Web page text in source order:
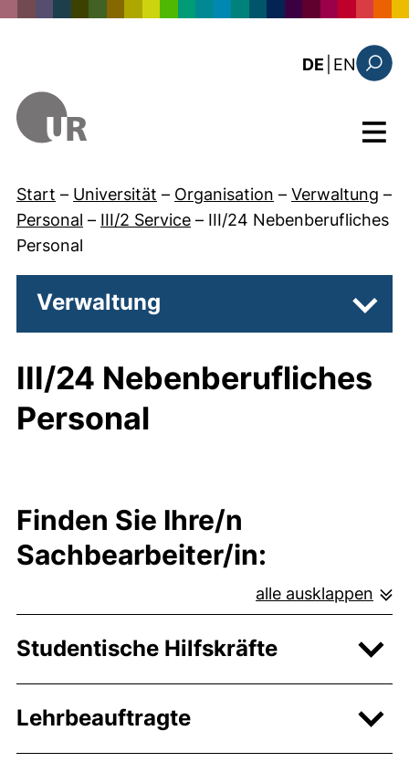
DE EN: the
Menü
Start – Universität – Organisation – Verwaltung –
Personal – III/2 Service – III/24 Nebenberufliches
Personal
Verwaltung
III/24 Nebenberufliches
Personal
Finden Sie Ihre/n
Sachbearbeiter/in:
alle ausklappen
Studentische Hilfskräfte
Lehrbeauftragte